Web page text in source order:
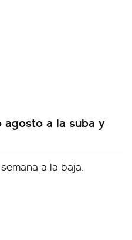
a la suba y